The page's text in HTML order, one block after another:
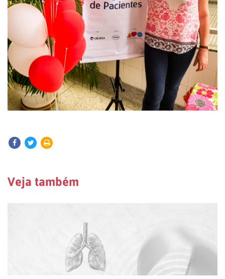
Veja também